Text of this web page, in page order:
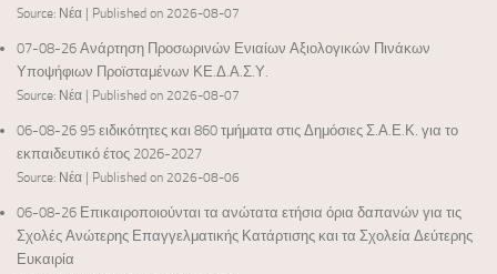
Source: Νέα Published on 2026-08-07
07-08-26 Ανάρτηση Προσωρινών Ενιαίων Αξιολογικών Πινάκων
Υποψήφιων Προϊσταμένων ΚΕ.Δ.Α.Σ.Υ.
Source: Νέα Published on 2026-08-07
06-08-26 95 ειδικότητες και 860 τμήματα στις Δημόσιες Σ.Α.Ε.Κ. για το
εκπαιδευτικό έτος 2026-2027
Source: Νέα Published on 2026-08-06
06-08-26 Επικαιροποιούνται τα ανώτατα ετήσια όρια δαπανών για τις
Σχολές Ανώτερης Επαγγελματικής Κατάρτισης και τα Σχολεία Δεύτερης
Ευκαιρία